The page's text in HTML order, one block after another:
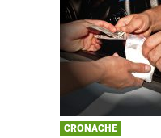
CRONACHE